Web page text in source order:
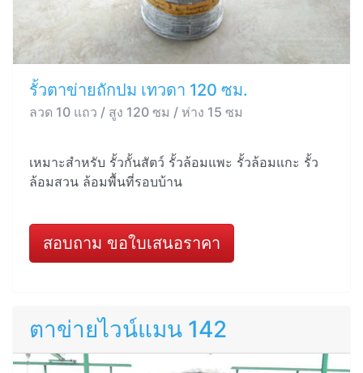
รั้วตาข่ายถักปม เทวดา 120 ซม.
ลวด 10 แถว / สูง 120 ซม / ห่าง 15 ซม
เหมาะสำหรับ รั้วกั้นสัตว์ รั้วล้อมแพะ รั้วล้อมแกะ รั้ว
ล้อมสวน ล้อมพื้นที่รอบบ้าน
สอบถาม ขอใบเสนอราคา
ตาข่ายไวน์แมน 142